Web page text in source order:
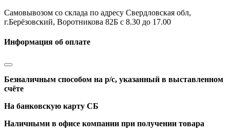
Самовывозом со склада по адресу Свердловская обл,
г.Берёзовский, Воротникова 82Б с 8.30 до 17.00
Информация об оплате
Безналичным способом на р/с, указанный в выставленном
счёте
На банковскую карту СБ
Наличными в офисе компании при получении товара